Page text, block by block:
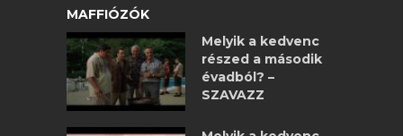
MAFFIÓZÓK
Melyik a kedvenc
részed a második
évadból? –
SZAVAZZ